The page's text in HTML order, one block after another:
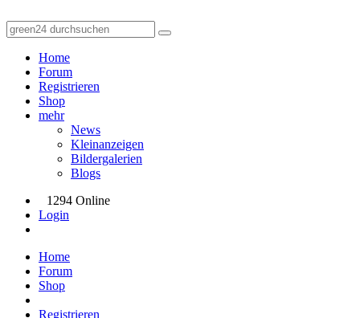
Home
Forum
Registrieren
Shop
mehr
News
Kleinanzeigen
Bildergalerien
Blogs
1294 Online
Login
Home
Forum
Shop
Registrieren